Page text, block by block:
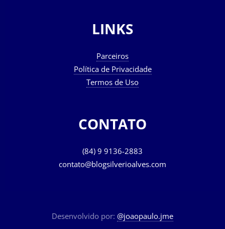
LINKS
Parceiros
Política de Privacidade
Termos de Uso
CONTATO
(84) 9 9136-2883
contato@blogsilverioalves.com
Desenvolvido por: @joaopaulo.jme